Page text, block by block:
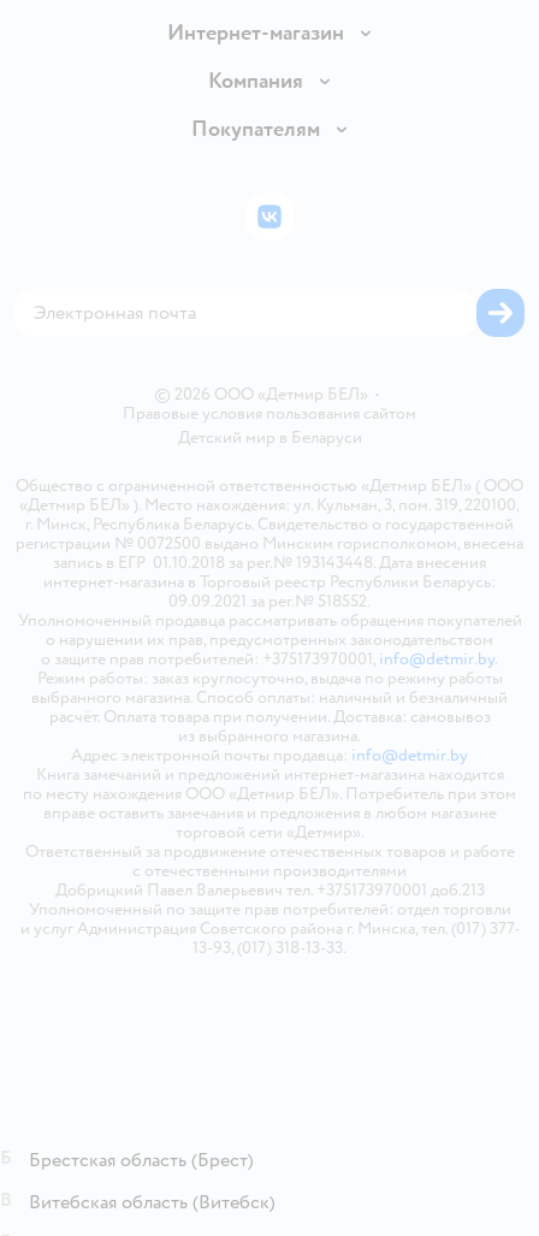
Интернет-магазин
Доставка и оплата
Правила продажи
Политика использования файлов cookie
Компания
Вакансии
Покупателям
Бонусные карты
© 2026 ООО «Детмир БЕЛ» •
Правовые условия пользования сайтом
Детский мир в Беларуси
Общество с ограниченной ответственностью «Детмир БЕЛ» ( ООО
«Детмир БЕЛ» ). Место нахождения: ул. Кульман, 3, пом. 319, 220100,
г. Минск, Республика Беларусь. Свидетельство о государственной
регистрации № 0072500 выдано Минским горисполкомом, внесена
запись в ЕГР 01.10.2018 за рег.№ 193143448. Дата внесения
интернет-магазина в Торговый реестр Республики Беларусь:
09.09.2021 за рег.№ 518552.
Уполномоченный продавца рассматривать обращения покупателей
о нарушении их прав, предусмотренных законодательством
о защите прав потребителей: +375173970001, info@detmir.by.
Режим работы: заказ круглосуточно, выдача по режиму работы
выбранного магазина. Способ оплаты: наличный и безналичный
расчёт. Оплата товара при получении. Доставка: самовывоз
из выбранного магазина.
Адрес электронной почты продавца: info@detmir.by
Книга замечаний и предложений интернет-магазина находится
по месту нахождения ООО «Детмир БЕЛ». Потребитель при этом
вправе оставить замечания и предложения в любом магазине
торговой сети «Детмир».
Ответственный за продвижение отечественных товаров и работе
с отечественными производителями
Добрицкий Павел Валерьевич тел. +375173970001 доб.213
Уполномоченный по защите прав потребителей: отдел торговли
и услуг Администрация Советского района г. Минска, тел. (017) 377-
13-93, (017) 318-13-33.
ВКонтакте
Брестская область (Брест)
Витебская область (Витебск)